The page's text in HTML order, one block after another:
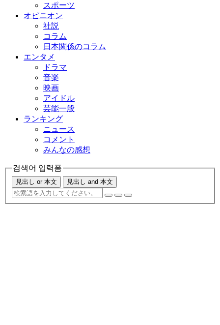
スポーツ
オピニオン
社説
コラム
日本関係のコラム
エンタメ
ドラマ
音楽
映画
アイドル
芸能一般
ランキング
ニュース
コメント
みんなの感想
검색어 입력폼
見出し or 本文 見出し and 本文